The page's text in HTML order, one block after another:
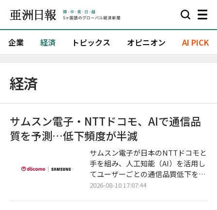
企業 経済 トピックス オピニオン AI PICK
経済
サムスン電子・NTTドコモ、AIで通信品
質を予測…低下頻度が半減
サムスン電子が日本のNTTドコモと
手を組み、人工知能（AI）を活用し
てユーザーごとの通信品質低下を事
前に予測し、ネットワークを自動調
2026-08-10 17:07:44